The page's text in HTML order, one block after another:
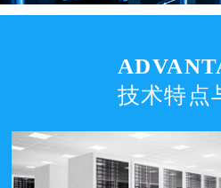
技术特点